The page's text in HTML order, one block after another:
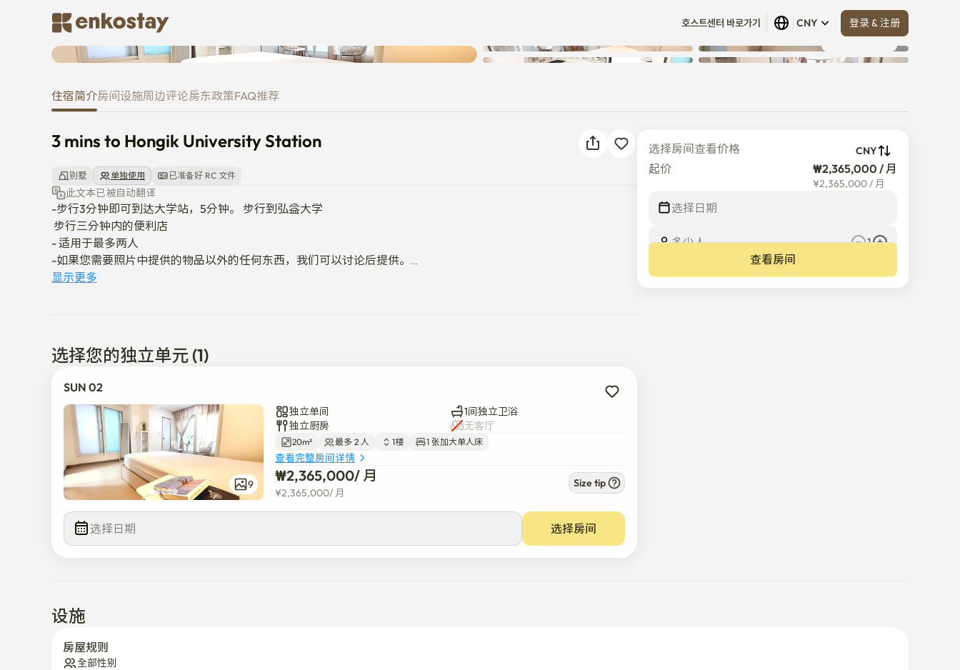
호스트센터 바로가기 CNY 登录 & 注册
3 mins to Hongik University Station
查看全部 (7)
住宿简介房间设施周边评论房东政策FAQ推荐
3 mins to Hongik University Station
别墅 单独使用 已准备好 RC 文件
此文本已被自动翻译
-步行3分钟即可到达大学站，5分钟。 步行到弘益大学
步行三分钟内的便利店
- 适用于最多两人
-如果您需要照片中提供的物品以外的任何东西，我们可以讨论后提供。
-写一份合同
显示更多
选择您的独立单元 (1)
SUN 02
9
独立单间
1间独立卫浴
独立厨房
无客厅
20m² 最多 2 人 1楼 1 张加大单人床
查看完整房间详情
₩2,365,000/ 月
¥2,365,000/ 月
Size tip
选择日期 选择房间
选择房间查看价格 CNY
起价 ₩2,365,000 / 月
¥2,365,000/ 月
选择日期
多少人
1
查看房间
设施
房屋规则
全部性别